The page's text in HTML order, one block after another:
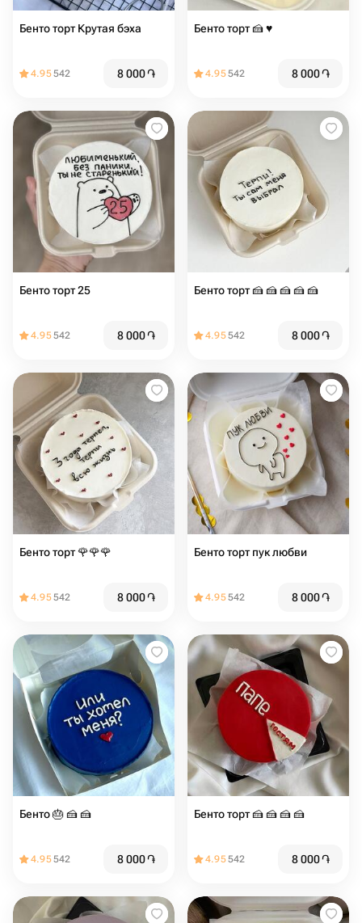
Бенто торт Крутая бэха
4.95542 8 000֏
Бенто торт 🍰 ♥️
4.95542 8 000֏
Бенто торт 25
4.95542 8 000֏
Бенто торт 🍰 🍰 🍰 🍰 🍰
4.95542 8 000֏
Бенто торт 🌹🌹🌹
4.95542 8 000֏
Бенто торт пук любви
4.95542 8 000֏
Бенто 🎂 🍰 🍰
4.95542 8 000֏
Бенто торт 🍰 🍰 🍰 🍰
4.95542 8 000֏